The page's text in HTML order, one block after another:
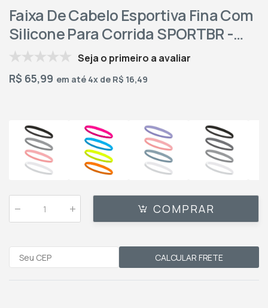
Faixa De Cabelo Esportiva Fina Com
Silicone Para Corrida SPORTBR -
Preta E BrancaSeja o primeiro a avaliar
R$ 65,99 em até 4x de R$ 16,49
COMPRAR
CALCULAR FRETE